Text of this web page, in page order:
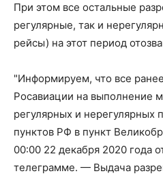
При этом все остальные
регулярные, так и
рейсы) на этот период
"Информируем, что все
Росавиации на выполнение
регулярных и нерегулярных
пунктов РФ в пункт
00:00 22 декабря 2020 года
телеграмме. — Выдача